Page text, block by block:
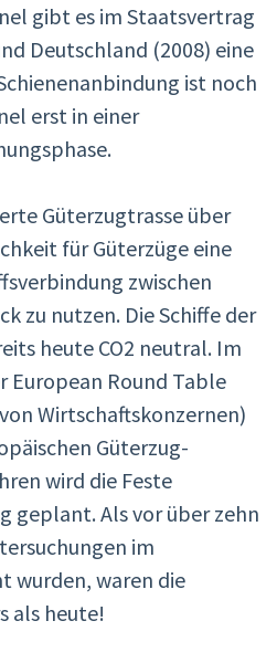
gibt es im Staatsvertrag
Deutschland (2008) eine
ist noch
erst in einer
Güterzugtrasse über
für Güterzüge eine
zwischen
zu nutzen. Die Schiffe der
heute CO2 neutral. Im
European Round Table
Wirtschaftskonzernen)
Güterzug-
wird die Feste
geplant. Als vor über zehn
im
wurden, waren die
als heute!